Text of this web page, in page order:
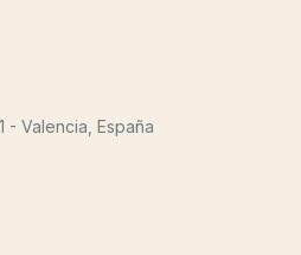
- Valencia, España